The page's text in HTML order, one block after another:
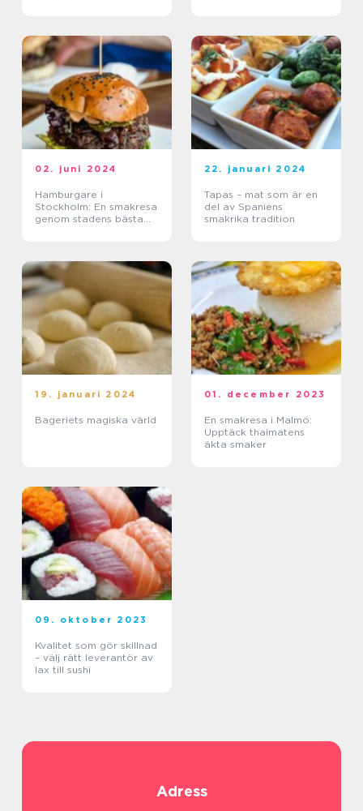
02. juni 2024
Hamburgare i
Stockholm: En smakresa
genom stadens bästa
22. januari 2024
Tapas – mat som är en
del av Spaniens
smakrika tradition
19. januari 2024
Bageriets magiska värld
01. december 2023
En smakresa i Malmö:
Upptäck thaimatens
äkta smaker
09. oktober 2023
Kvalitet som gör skillnad
– välj rätt leverantör av
lax till sushi
Adress